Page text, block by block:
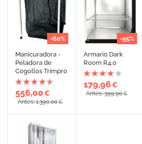
-60%
Manicuradora -
Peladora de
Cogollos Trimpro
556,00€
Antes: 1.390,00€
-55%
Armario Dark
Room R4.0
179,96€
Antes: 399,90€